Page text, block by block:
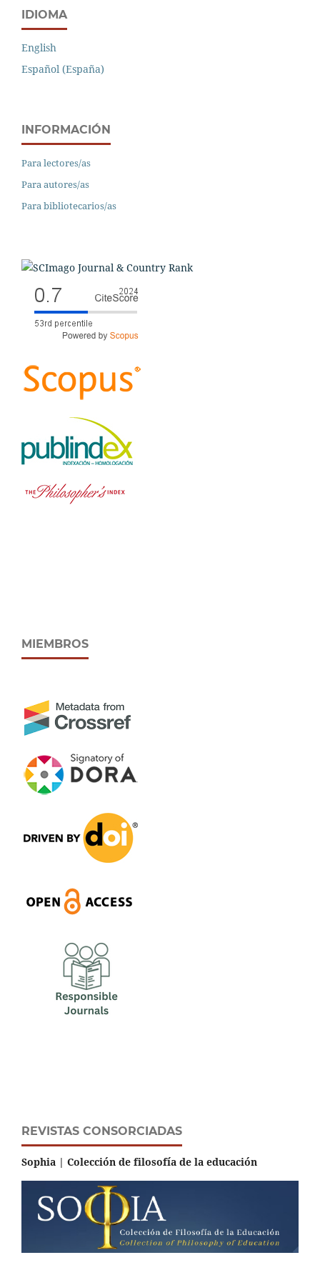
IDIOMA
English
Español (España)
INFORMACIÓN
Para lectores/as
Para autores/as
Para bibliotecarios/as
MIEMBROS
REVISTAS CONSORCIADAS
Sophia | Colección de filosofía de la educación